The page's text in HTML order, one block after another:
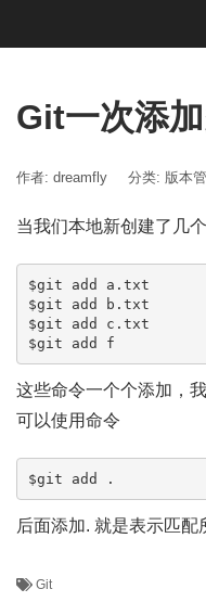
Git一次添
作者: dreamfly 分类: 版本
当我们本地新创建了几
$git add a.txt
$git add b.txt
$git add c.txt
$git add f
这些命令一个个添加，
可以使用命令
$git add .
后面添加. 就是表示匹配
Git